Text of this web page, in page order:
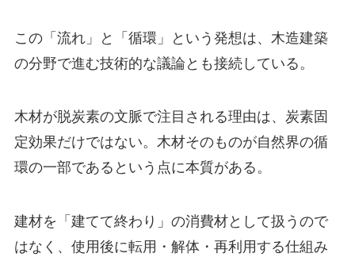
この「流れ」と「循環」という発想は、木造建築
の分野で進む技術的な議論とも接続している。
木材が脱炭素の文脈で注目される理由は、炭素固
定効果だけではない。木材そのものが自然界の循
環の一部であるという点に本質がある。
建材を「建てて終わり」の消費材として扱うので
はなく、使用後に転用・解体・再利用する仕組み